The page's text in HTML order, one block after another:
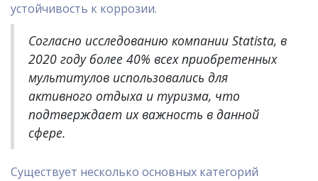
устойчивость к коррозии.
Согласно исследованию компании Statista, в
2020 году более 40% всех приобретенных
мультитулов использовались для
активного отдыха и туризма, что
подтверждает их важность в данной
сфере.
Существует несколько основных категорий